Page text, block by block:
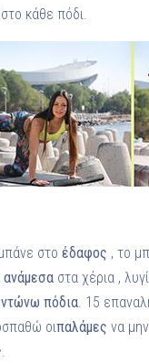
κάθε πόδι.
στοέδαφος , το
ανάμεσα στα χέρια ,
πόδια. 15
οιπαλάμες να